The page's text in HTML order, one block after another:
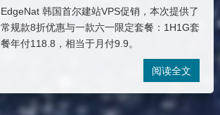
EdgeNat 韩国首尔建站VPS促销，本次提供了
常规款8折优惠与一款六一限定套餐：1H1G套
餐年付118.8，相当于月付9.9。
阅读全文